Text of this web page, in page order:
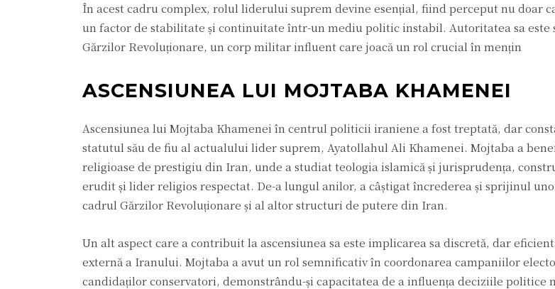
În acest cadru complex, rolul liderului suprem devine esențial, fiind perceput nu doar
un factor de stabilitate și continuitate într-un mediu politic instabil. Autoritatea sa
Gărzilor Revoluționare, un corp militar influent care joacă un rol crucial în mențin
ASCENSIUNEA LUI MOJTABA KHAMENEI
Ascensiunea lui Mojtaba Khamenei în centrul politicii iraniene a fost treptată, dar
statutul său de fiu al actualului lider suprem, Ayatollahul Ali Khamenei. Mojtaba a
religioase de prestigiu din Iran, unde a studiat teologia islamică și jurisprudența,
erudit și lider religios respectat. De-a lungul anilor, a câștigat încrederea și sprijinul
cadrul Gărzilor Revoluționare și al altor structuri de putere din Iran.
Un alt aspect care a contribuit la ascensiunea sa este implicarea sa discretă, dar
externă a Iranului. Mojtaba a avut un rol semnificativ în coordonarea campaniilor
candidaților conservatori, demonstrându-și capacitatea de a influența deciziile politice